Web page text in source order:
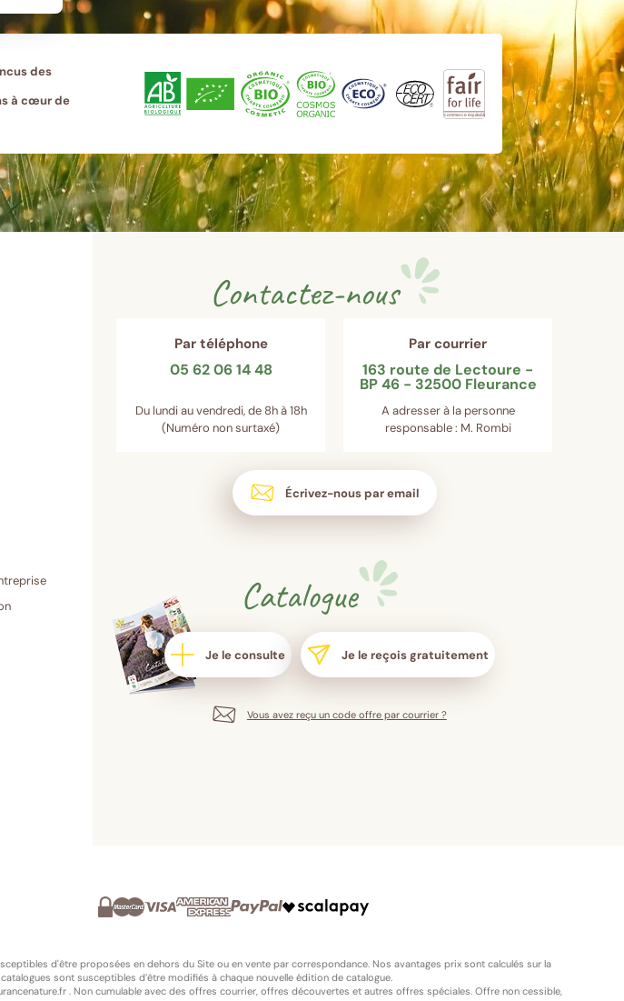
des
à cœur de
Contactez-nous
Par téléphone
05 62 06 14 48
Du lundi au vendredi, de 8h à 18h
(Numéro non surtaxé)
Par courrier
163 route de Lectoure -
BP 46 - 32500 Fleurance
A adresser à la personne
responsable : M. Rombi
Écrivez-nous par email
Catalogue
Je le consulte Je le reçois gratuitement
Vous avez reçu un code offre par courrier ?
sécurisé
Express
d'être proposées en dehors du Site ou en vente par correspondance. Nos avantages prix sont calculés sur la
sont susceptibles d’être modifiés à chaque nouvelle édition de catalogue.
. Non cumulable avec des offres courrier, offres découvertes et autres offres spéciales. Offre non cessible,